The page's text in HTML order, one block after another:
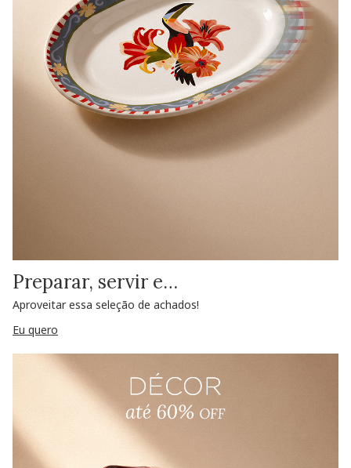
Preparar, servir e…
Aproveitar essa seleção de achados!
Eu quero